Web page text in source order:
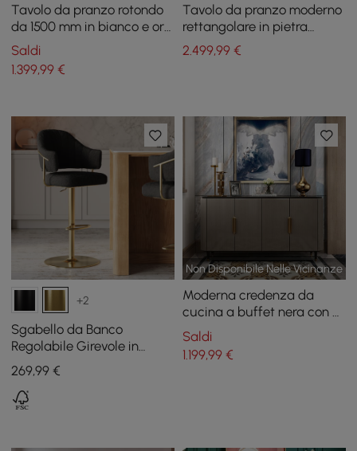
Tavolo da pranzo rotondo
da 1500 mm in bianco e oro
con piano in finto marmo
Saldi
1.399,99 €
Tavolo da pranzo moderno
rettangolare in pietra
sinterizzata da 79 pollici
con 8 sedie in oro
2.499,99€
+2
Sgabello da Banco
Regolabile Girevole in
Bouclé Nero, Base Dorata
269,99 €
Non Disponibile Nelle Vicinanze
Moderna credenza da
cucina a buffet nera con 4
ante in oro
Saldi
1.199,99€